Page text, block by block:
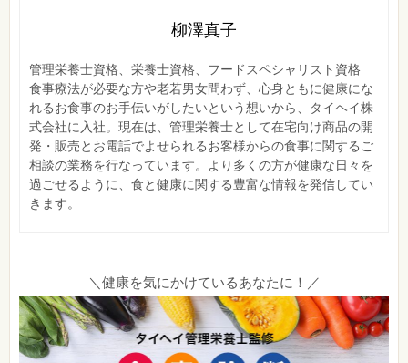
柳澤真子
管理栄養士資格、栄養士資格、フードスペシャリスト資格
食事療法が必要な方や老若男女問わず、心身ともに健康にな
れるお食事のお手伝いがしたいという想いから、タイヘイ株
式会社に入社。現在は、管理栄養士として在宅向け商品の開
発・販売とお電話でよせられるお客様からの食事に関するご
相談の業務を行なっています。より多くの方が健康な日々を
過ごせるように、食と健康に関する豊富な情報を発信してい
きます。
＼健康を気にかけているあなたに！／